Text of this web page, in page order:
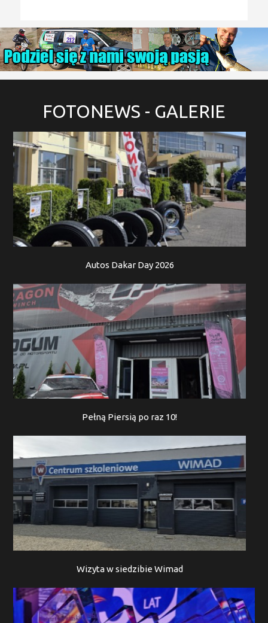
FOTONEWS - GALERIE
Autos Dakar Day 2026
Pełną Piersią po raz 10!
Wizyta w siedzibie Wimad